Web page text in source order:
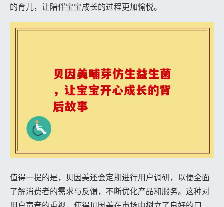
的育儿，让陪伴宝宝成长的过程更加愉悦。
值得一提的是，贝因美还会定期进行用户调研，以便全面
了解消费者的需求与反馈，不断优化产品和服务。这种对